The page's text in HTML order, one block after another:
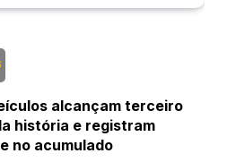
alcançam terceiro
história e registram
no acumulado